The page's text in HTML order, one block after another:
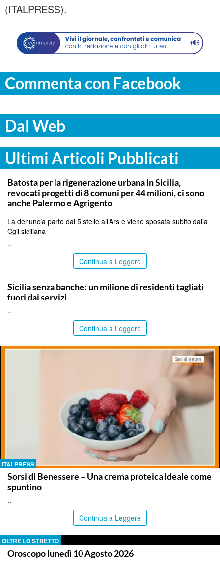
(ITALPRESS).
Commenta con Facebook
Dal Web
Ultimi Articoli Pubblicati
PALERMO
Batosta per la rigenerazione urbana in Sicilia,
revocati progetti di 8 comuni per 44 milioni, ci sono
anche Palermo e Agrigento
La denuncia parte dai 5 stelle all’Ars e viene sposata subito dalla
Cgil siciliana
..
Continua a Leggere
Sicilia senza banche: un milione di residenti tagliati
fuori dai servizi
..
Continua a Leggere
ITALPRESS
Sorsi di Benessere – Una crema proteica ideale come
spuntino
..
Continua a Leggere
OLTRE LO STRETTO
Oroscopo lunedì 10 Agosto 2026